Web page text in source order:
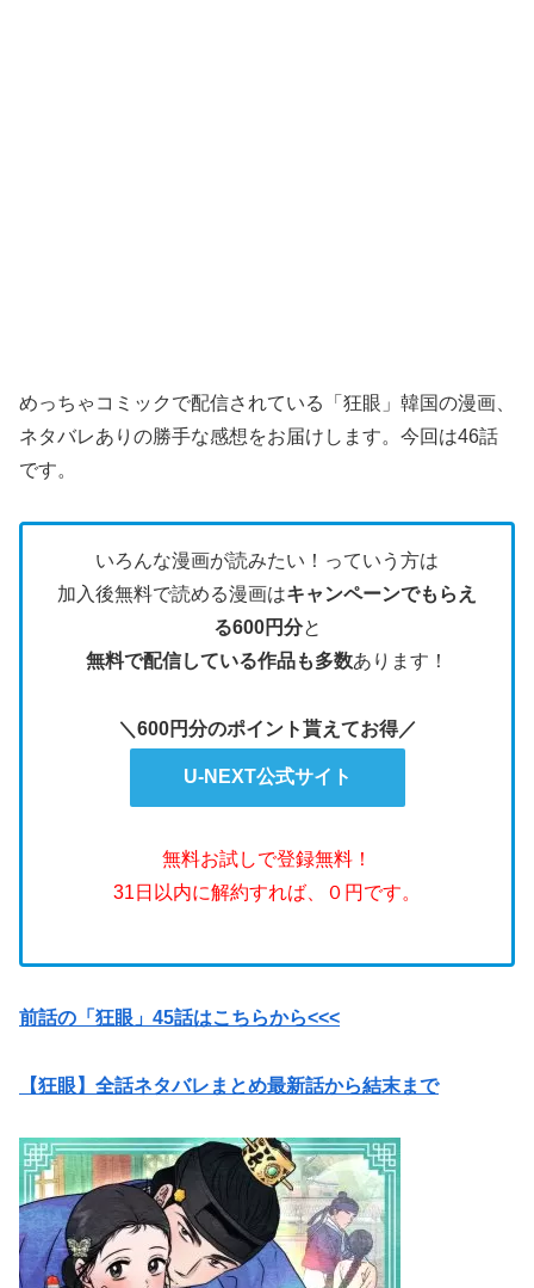
めっちゃコミックで配信されている「狂眼」韓国の漫画、
ネタバレありの勝手な感想をお届けします。今回は46話
です。
いろんな漫画が読みたい！っていう方は
加入後無料で読める漫画はキャンペーンでもらえ
る600円分と
無料で配信している作品も多数あります！
＼600円分のポイント貰えてお得／
U-NEXT公式サイト
無料お試しで登録無料！
31日以内に解約すれば、０円です。
前話の「狂眼」45話はこちらから<<<
【狂眼】全話ネタバレまとめ最新話から結末まで